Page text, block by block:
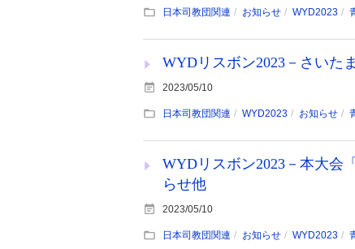
日本司教団関連 お知らせ WYD2023
WYDリスボン2023－さいた
2023/05/10
日本司教団関連 WYD2023 お知らせ
WYDリスボン2023－本大会
らせ他
2023/05/10
日本司教団関連 お知らせ WYD2023